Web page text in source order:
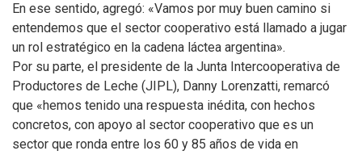
En ese sentido, agregó: «Vamos por muy buen camino si
entendemos que el sector cooperativo está llamado a jugar
un rol estratégico en la cadena láctea argentina».
Por su parte, el presidente de la Junta Intercooperativa de
Productores de Leche (JIPL), Danny Lorenzatti, remarcó
que «hemos tenido una respuesta inédita, con hechos
concretos, con apoyo al sector cooperativo que es un
sector que ronda entre los 60 y 85 años de vida en